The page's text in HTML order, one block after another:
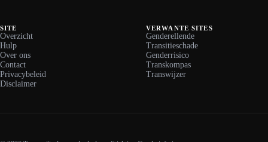
SITE
Overzicht
Hulp
Over ons
Contact
Privacybeleid
Disclaimer
VERWANTE SITES
Genderellende
Transitieschade
Genderrisico
Transkompas
Transwijzer